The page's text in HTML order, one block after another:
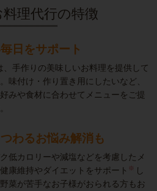
理代行の特徴
日をサポート
、手作りの美味しいお料理を提供して
味付け・作り置き用にしたいなど、
みや食材に合わせてメニューをご提
わるお悩み解消も
低カロリーや減塩などを考慮したメ
康維持やダイエットをサポート ※ し
菜が苦手なお子様がおられる方もお